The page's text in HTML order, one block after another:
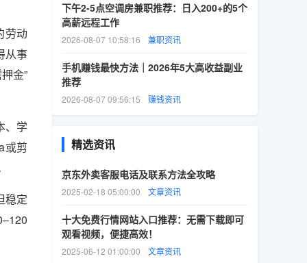
劳动
从事
金”
、学
或剪
稳定
下午2-5点空调房兼职推荐：日入200+的5个
高薪远程工作
2026-08-07 10:58:16 兼职资讯
手机赚钱最快方法｜2026年5大高收益副业
推荐
2026-08-07 09:56:15 赚钱资讯
精选资讯
京东外卖客服电话及联系方法全攻略
2025-02-18 05:00:00 文章资讯
十大免费行情网站入口推荐：无需下载即可
观看视频，便捷高效！
2025-06-12 01:00:00 文章资讯